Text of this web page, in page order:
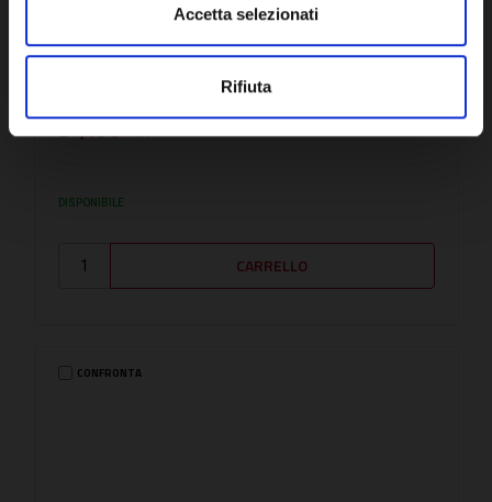
Accetta selezionati
Rifiuta
SKU:SONN5365
DIRAMAZIONE 1,5 M PER RLGS-PSKR-
PSKR15 - SONN5365
27,19€+ IVA
DISPONIBILE
CONFRONTA